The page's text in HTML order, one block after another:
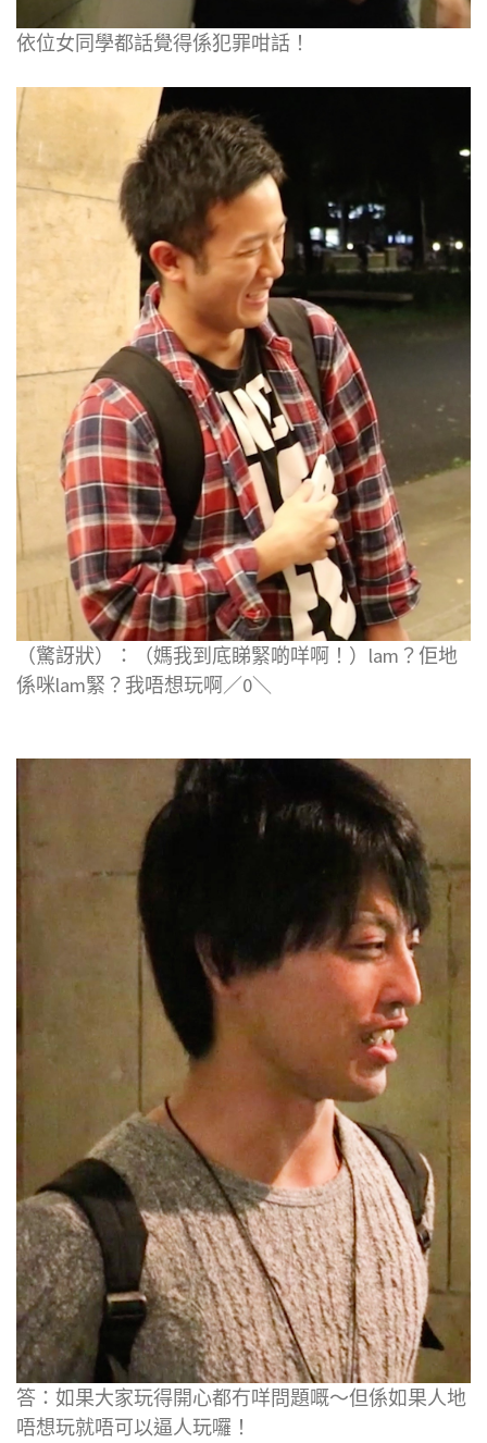
依位女同學都話覺得係犯罪咁話！
（驚訝狀）：（媽我到底睇緊啲咩啊！）lam？佢地
係咪lam緊？我唔想玩啊／0＼
答：如果大家玩得開心都冇咩問題嘅～但係如果人地
唔想玩就唔可以逼人玩囉！